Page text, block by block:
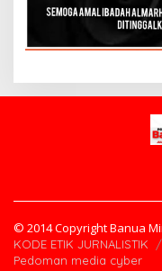
© 2014 Copyright Banua
KODE ETIK JURNALISTIK
Pedoman media cyber